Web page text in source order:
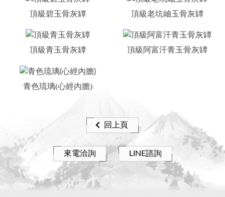
頂級碧玉骨灰罈 頂級老坑岫玉骨灰罈
頂級青玉骨灰罈 頂級阿富汗青玉骨灰罈
青色琉璃(心經內膽)
回上頁
來電洽詢 LINE諮詢